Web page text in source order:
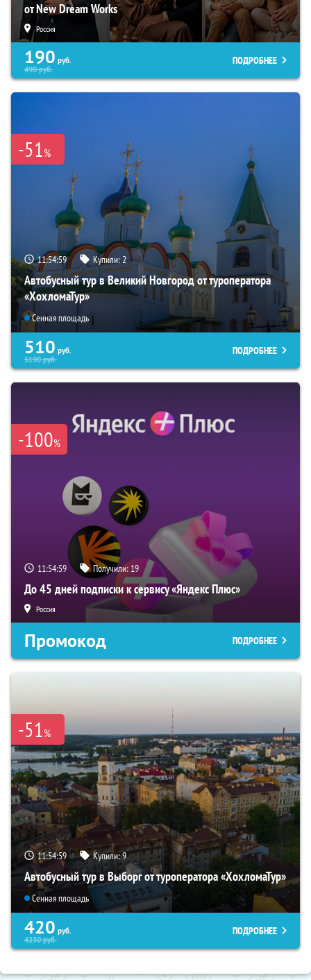
от New Dream Works
Россия
190 руб.
490руб.
ПОДРОБНЕЕ
-51%
11:54:58 Купили:2
Автобусный тур в Великий Новгород от туроператора
«ХохломаТур»
Сенная площадь
510 руб.
5190руб.
ПОДРОБНЕЕ
-100%
11:54:58 Получили: 19
До 45 дней подписки к сервису «Яндекс Плюс»
Россия
Промокод ПОДРОБНЕЕ
-51%
11:54:58 Купили:9
Автобусный тур в Выборг от туроператора «ХохломаТур»
Сенная площадь
420 руб.
4230руб.
ПОДРОБНЕЕ